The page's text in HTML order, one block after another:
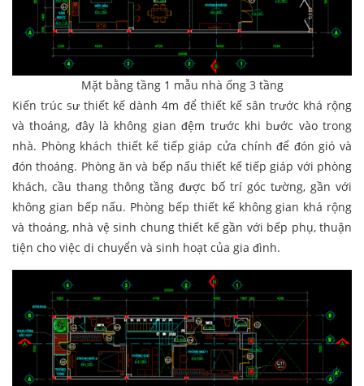
Mặt bằng tầng 1 mẫu nhà ống 3 tầng
Kiến trúc sư thiết kế dành 4m để thiết kế sân trước khá rộng
và thoáng, đây là không gian đệm trước khi bước vào trong
nhà. Phòng khách thiết kế tiếp giáp cửa chính để đón gió và
đón thoáng. Phòng ăn và bếp nấu thiết kế tiếp giáp với phòng
khách, cầu thang thông tầng được bố trí góc tường, gần với
không gian bếp nấu. Phòng bếp thiết kế không gian khá rộng
và thoáng, nhà vệ sinh chung thiết kế gần với bếp phụ, thuận
tiện cho việc di chuyển và sinh hoạt của gia đình.